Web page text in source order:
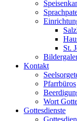
St.
Kontakt
Pfarrbüros
Wort
Gottesdienste